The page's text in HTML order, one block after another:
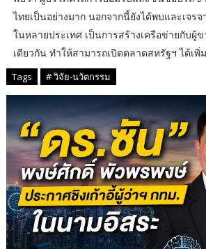
ไทยเป็นอย่างมาก นอกจากนี้ยังได้พบและเจร
ในหลายประเทศ เป็นการสร้างเครือข่ายกับผู้
เดียวกัน ทำให้สามารถเปิดตลาดสหรัฐฯ ได้เ
Tags # วิจัย-นวัตกรรม